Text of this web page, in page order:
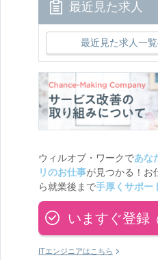
最近見た求人
最近見た求人一
ウィルオブ・ワークであな
リのお仕事が見つかる！お
ら就業後まで手厚くサポー
いますぐ登録
ITエンジニアはこちら